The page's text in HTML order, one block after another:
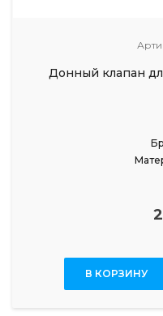
Донный клапан
В КОРЗИНУ